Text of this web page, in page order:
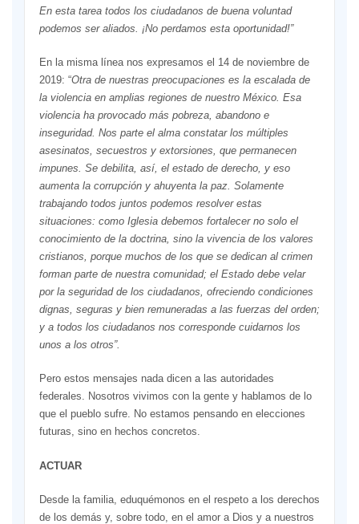
En esta tarea todos los ciudadanos de buena voluntad
podemos ser aliados. ¡No perdamos esta oportunidad!”
En la misma línea nos expresamos el 14 de noviembre de
2019: “Otrade nuestras preocupaciones es la escalada de
la violencia en amplias regiones de nuestro México. Esa
violencia ha provocado más pobreza, abandono e
inseguridad. Nos parte el alma constatar los múltiples
asesinatos, secuestros y extorsiones, que permanecen
impunes. Se debilita, así, el estado de derecho, y eso
aumenta la corrupción y ahuyenta la paz. Solamente
trabajando todos juntos podemos resolver estas
situaciones: como Iglesia debemos fortalecer no solo el
conocimiento de la doctrina, sino la vivencia de los valores
cristianos, porque muchos de los que se dedican al crimen
forman parte de nuestra comunidad; el Estado debe velar
por la seguridad de los ciudadanos, ofreciendo condiciones
dignas, seguras y bien remuneradas a las fuerzas del orden;
y a todos los ciudadanos nos corresponde cuidarnos los
unos a los otros”.
Pero estos mensajes nada dicen a las autoridades
federales. Nosotros vivimos con la gente y hablamos de lo
que el pueblo sufre. No estamos pensando en elecciones
futuras, sino en hechos concretos.
ACTUAR
Desde la familia, eduquémonos en el respeto a los derechos
de los demás y, sobre todo, en el amor a Dios y a nuestros